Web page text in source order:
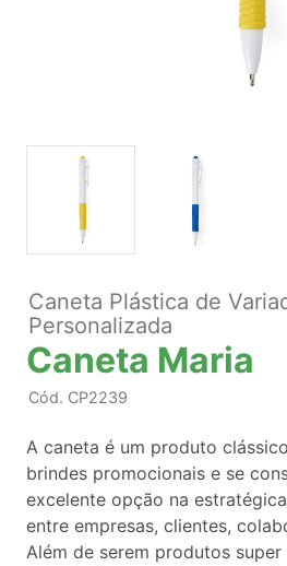
Caneta Plástica de
Personalizada
Caneta Maria
Cód. CP2239
A caneta é um produto
brindes promocionais e se
excelente opção na
entre empresas, clientes,
Além de serem produtos